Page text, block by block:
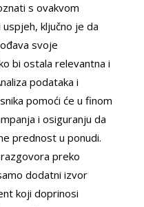
s ovakvom
ključno je da
svoje
bi ostala relevantna i
podataka i
pomoći će u finom
i osiguranju da
prednost u ponudi.
preko
dodatni izvor
koji doprinosi